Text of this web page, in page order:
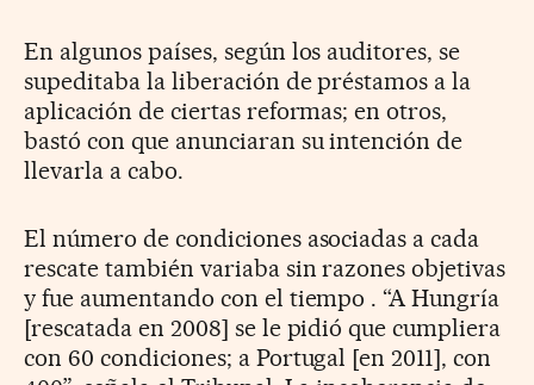
En algunos países, según los auditores, se
supeditaba la liberación de préstamos a la
aplicación de ciertas reformas; en otros,
bastó con que anunciaran su intención de
llevarla a cabo.
El número de condiciones asociadas a cada
rescate también variaba sin razones objetivas
y fue aumentando con el tiempo . “A Hungría
[rescatada en 2008] se le pidió que cumpliera
con 60 condiciones; a Portugal [en 2011], con